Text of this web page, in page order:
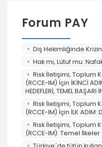
Forum PAY
Diş Hekimliğinde Krizin
Hak mı, Lütuf mu:
Risk İletişimi, Toplum
(RCCE-IM) İçin İKİNCİ
HEDEFLERİ, TEMEL BAŞARI
Risk İletişimi, Toplum
(RCCE-IM) İçin İLK ADIM:
Risk İletişimi, Toplum
(RCCE-IM): Temel İlkeler